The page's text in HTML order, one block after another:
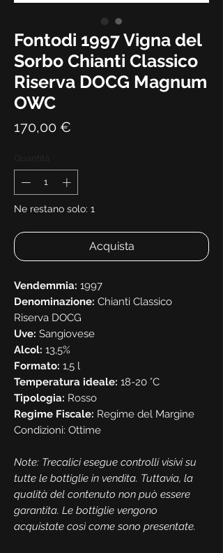
Fontodi 1997 Vigna del
Sorbo Chianti Classico
Riserva DOCG Magnum
OWC
170,00 €
Ne restano solo: 1
Acquista
Vendemmia: 1997
Denominazione: Chianti Classico
Riserva DOCG
Uve: Sangiovese
Alcol: 13,5%
Formato: 1,5 l
Temperatura ideale: 18-20 °C
Tipologia: Rosso
Regime Fiscale: Regime del Margine
Condizioni: Ottime
Note: Trecalici esegue controlli visivi su
tutte le bottiglie in vendita. Tuttavia, la
qualità del contenuto non può essere
garantita. Le bottiglie vengono
acquistate così come sono presentate.